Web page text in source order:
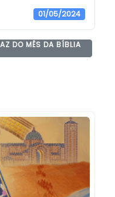
01/05/2024
DO MÊS DA BÍBLIA